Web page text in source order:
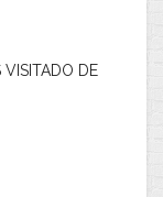
VISITADO DE